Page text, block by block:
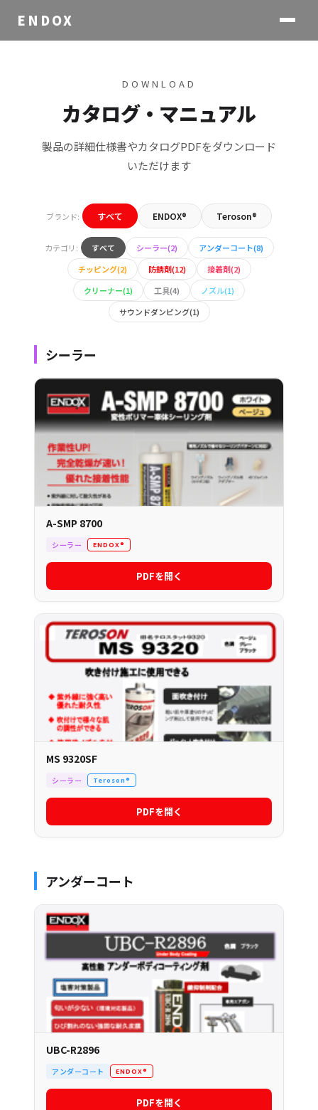
ENDOX
DOWNLOAD
カタログ・マニュアル
製品の詳細仕様書やカタログPDFをダウンロード
いただけます
ブランド: すべて ENDOX® Teroson®
カテゴリ: すべて シーラー(2)
アンダーコート(8)
チッピング(2)
防錆剤(12)
接着剤(2)
クリーナー(1)
工具(4)
ノズル(1)
サウンドダンピング(1)
シーラー
A-SMP 8700
シーラー ENDOX®
PDFを開く
MS 9320SF
シーラー Teroson®
PDFを開く
アンダーコート
UBC-R2896
アンダーコート ENDOX®
PDFを開く